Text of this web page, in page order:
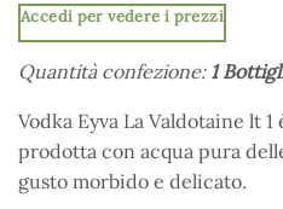
Accedi per vedere i prezzi
Quantità confezione: 1
Vodka Eyva La Valdotaine lt
prodotta con acqua pura
gusto morbido e delicato.